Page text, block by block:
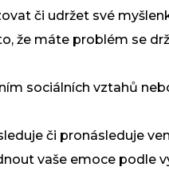
či udržet své
že máte problém se
sociálních vztahů
či pronásleduje
vaše emoce podle